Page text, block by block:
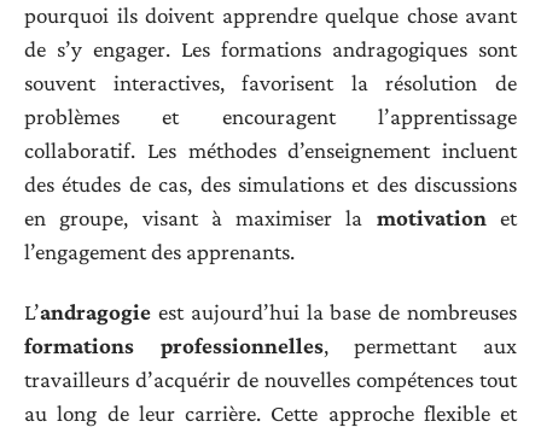
pourquoi ils doivent apprendre quelque chose avant
de s’y engager. Les formations andragogiques sont
souvent interactives, favorisent la résolution de
problèmes et encouragent l’apprentissage
collaboratif. Les méthodes d’enseignement incluent
des études de cas, des simulations et des discussions
en groupe, visant à maximiser la motivation et
l’engagement des apprenants.
L’andragogie est aujourd’hui la base de nombreuses
formations professionnelles, permettant aux
travailleurs d’acquérir de nouvelles compétences tout
au long de leur carrière. Cette approche flexible et